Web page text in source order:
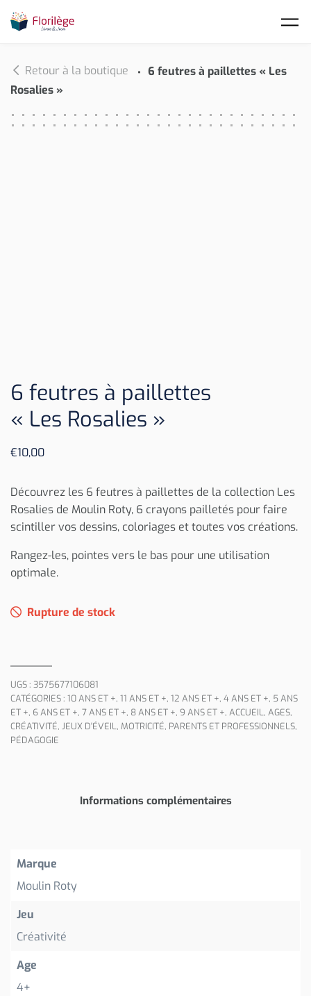
Retour à la boutique
6 feutres à paillettes « Les
Rosalies »
6 feutres à paillettes
« Les Rosalies »
€10,00
Découvrez les 6 feutres à paillettes de la collection Les
Rosalies de Moulin Roty, 6 crayons pailletés pour faire
scintiller vos dessins, coloriages et toutes vos créations.
Rangez-les, pointes vers le bas pour une utilisation
optimale.
Rupture de stock
UGS : 3575677106081
CATÉGORIES : 10 ANS ET +, 11 ANS ET +, 12 ANS ET +, 4 ANS ET +, 5 ANS
ET +, 6 ANS ET +, 7 ANS ET +, 8 ANS ET +, 9 ANS ET +, ACCUEIL, AGES,
CRÉATIVITÉ, JEUX D'ÉVEIL, MOTRICITÉ, PARENTS ET PROFESSIONNELS,
PÉDAGOGIE
Informations complémentaires
Marque
Moulin Roty
Jeu
Créativité
Age
4+